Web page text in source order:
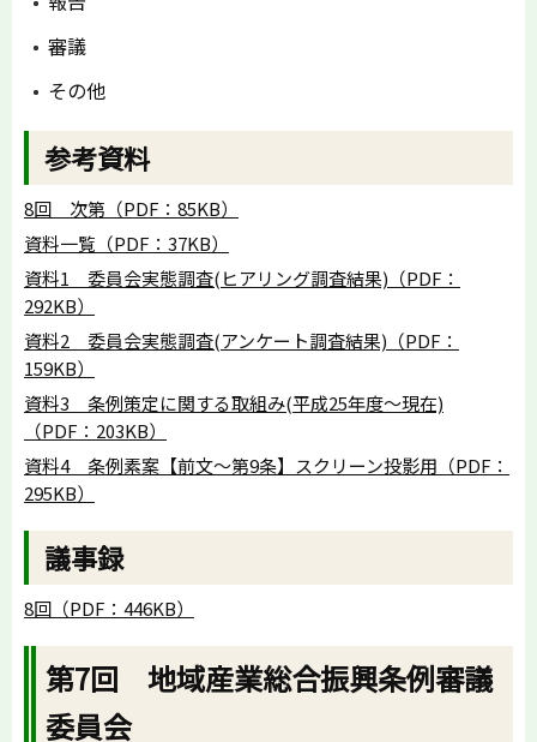
審議
その他
参考資料
8回 次第（PDF：85KB）
資料一覧（PDF：37KB）
資料1 委員会実態調査(ヒアリング調査結果)（PDF：
292KB）
資料2 委員会実態調査(アンケート調査結果)（PDF：
159KB）
資料3 条例策定に関する取組み(平成25年度～現在)
（PDF：203KB）
資料4 条例素案【前文～第9条】スクリーン投影用（PDF：
295KB）
議事録
8回（PDF：446KB）
第7回 地域産業総合振興条例審議
委員会